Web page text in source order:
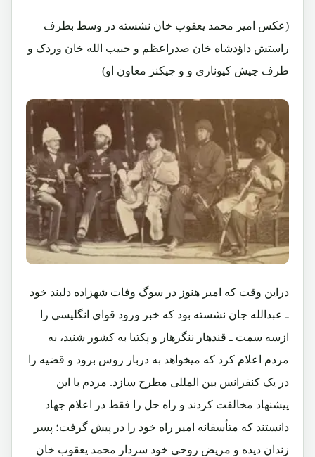
(عکس امیر محمد یعقوب خان نشسته در وسط بطرف
راستش داؤدشاه خان صدراعظم و حبیب الله خان وردک و
طرف چپش کیوناری و و جیکنز معاون او)
دراین وقت که امیر هنوز در سوگ وفات شهزاده دلبند خود
ـ عبدالله جان نشسته بود که خبر ورود قوای انگلیسی را
ازسه سمت ـ قندهار ننگرهار و پکتیا به کشور شنید، به
مردم اعلام کرد که میخواهد به دربار روس برود و قضیه را
در یک کنفرانس بین المللی مطرح سازد. مردم با این
پیشنهاد مخالفت کردند و راه حل را فقط در اعلام جهاد
دانستند که متأسفانه امیر راه خود را در پیش گرفت؛ پسر
زندان دیده و مریض روحی خود سردار محمد یعقوب خان